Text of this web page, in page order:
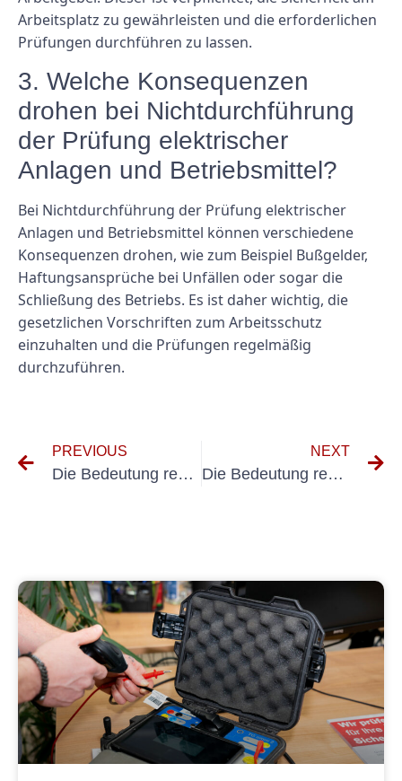
Arbeitsplatz zu gewährleisten und die erforderlichen
Prüfungen durchführen zu lassen.
3. Welche Konsequenzen
drohen bei Nichtdurchführung
der Prüfung elektrischer
Anlagen und Betriebsmittel?
Bei Nichtdurchführung der Prüfung elektrischer
Anlagen und Betriebsmittel können verschiedene
Konsequenzen drohen, wie zum Beispiel Bußgelder,
Haftungsansprüche bei Unfällen oder sogar die
Schließung des Betriebs. Es ist daher wichtig, die
gesetzlichen Vorschriften zum Arbeitsschutz
einzuhalten und die Prüfungen regelmäßig
durchzuführen.
PREVIOUS
Die Bedeutung regelmäßiger Inspektionen für feste Anlagen: Ein Leitfaden zur Prüfung von ortsfesten Anlagen
NEXT
Die Bedeutung regelmäßiger Tests und Inspektionen stationärer Geräte